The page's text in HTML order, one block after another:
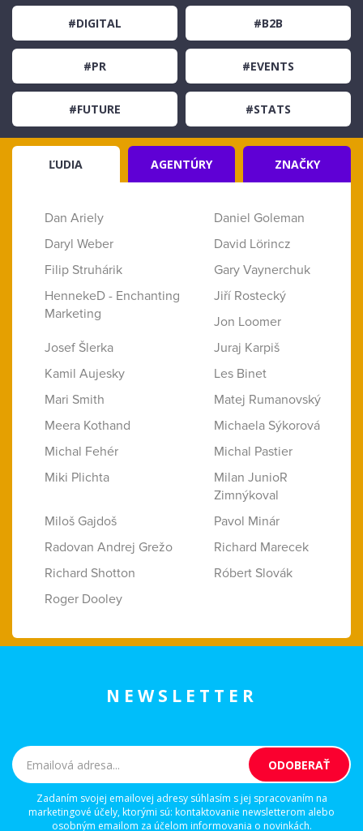
#DIGITAL #B2B
#PR #EVENTS
#FUTURE #STATS
ĽUDIA AGENTÚRY ZNAČKY
Dan Ariely
Daniel Goleman
Daryl Weber
David Lörincz
Filip Struhárik
Gary Vaynerchuk
HennekeD - Enchanting
Marketing
Jiří Rostecký
Jon Loomer
Josef Šlerka
Juraj Karpiš
Kamil Aujesky
Les Binet
Mari Smith
Matej Rumanovský
Meera Kothand
Michaela Sýkorová
Michal Fehér
Michal Pastier
Miki Plichta
Milan JunioR
Zimnýkoval
Miloš Gajdoš
Pavol Minár
Radovan Andrej Grežo
Richard Marecek
Richard Shotton
Róbert Slovák
Roger Dooley
NEWSLETTER
Zadaním svojej emailovej adresy súhlasím s jej spracovaním na
marketingové účely, ktorými sú: kontaktovanie newsletterom alebo
osobným emailom za účelom informovania o novinkách.